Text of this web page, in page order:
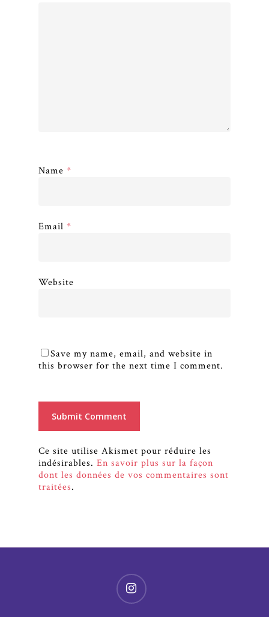
Name *
Email *
Website
Save my name, email, and website in
this browser for the next time I comment.
Ce site utilise Akismet pour réduire les
indésirables. En savoir plus sur la façon
dont les données de vos commentaires sont
traitées.